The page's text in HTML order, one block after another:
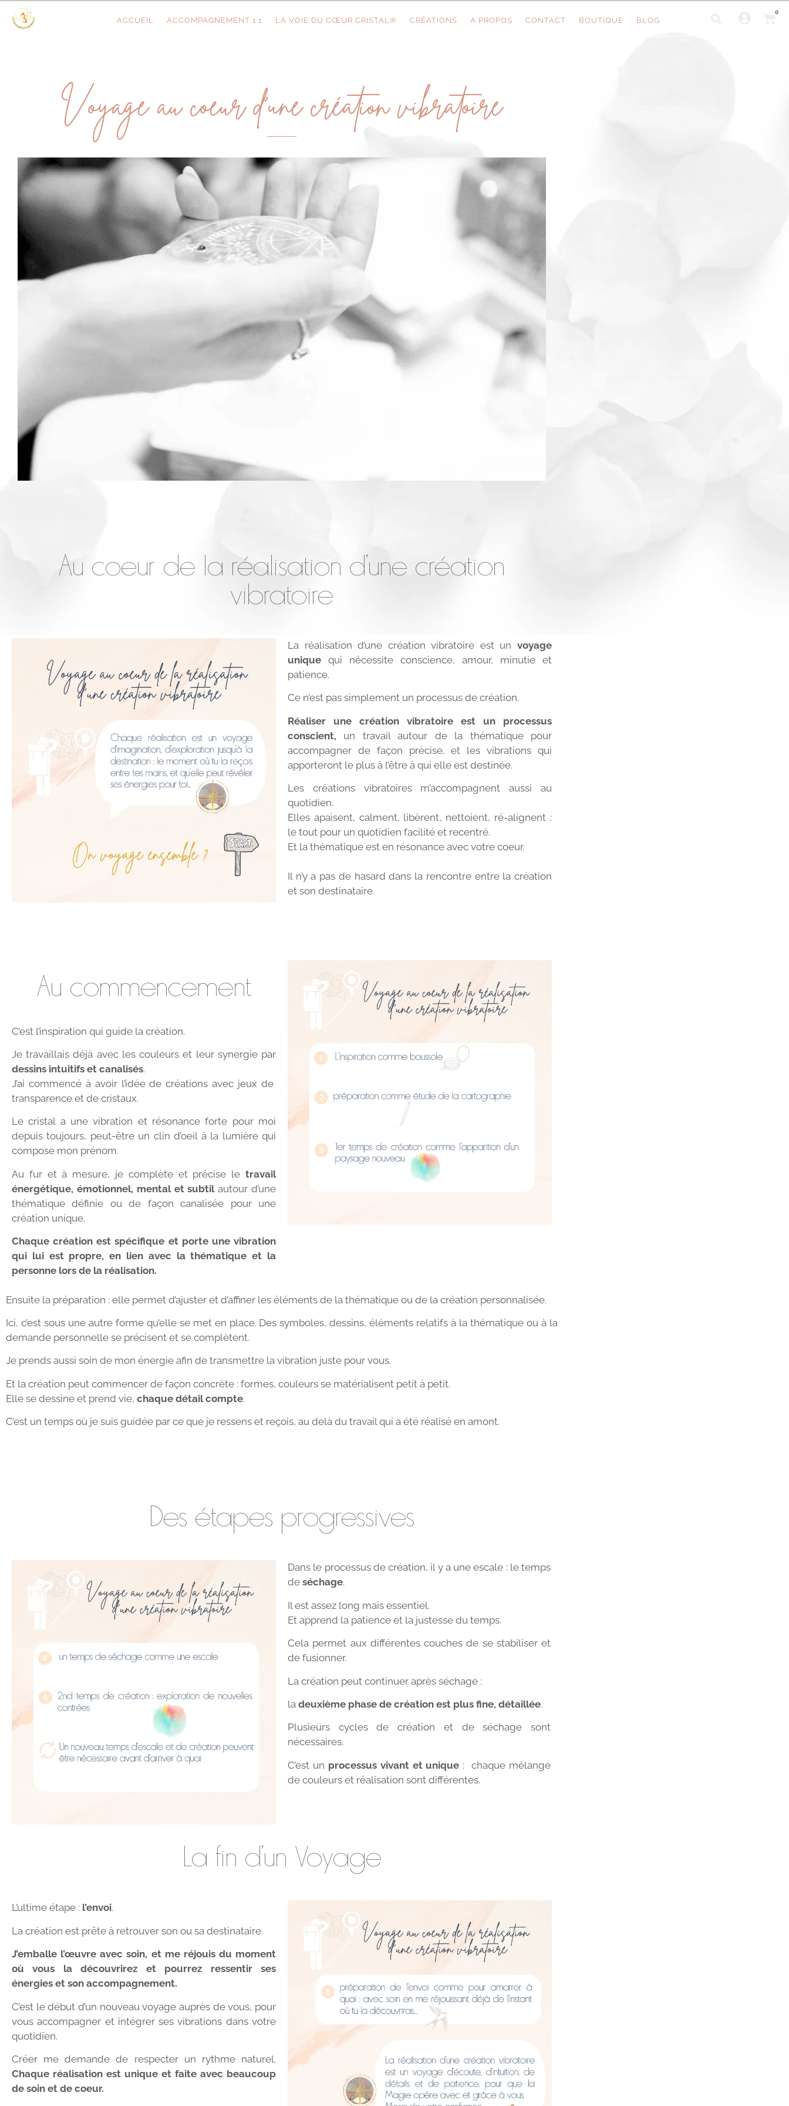
ACCUEIL ACCOMPAGNEMENT 1:1 LA VOIE DU CŒUR CRISTAL® CRÉATIONS A PROPOS CONTACT BOUTIQUE BLOG
0
Voyage au coeur d’une création vibratoire
Au coeur de la réalisation d’une création
vibratoire
La réalisation d’une création vibratoire est un voyage
unique qui nécessite conscience, amour, minutie et
patience.
Ce n’est pas simplement un processus de création.
Réaliser une création vibratoire est un processus
conscient, un travail autour de la thématique pour
accompagner de façon précise, et les vibrations qui
apporteront le plus à l’être à qui elle est destinée.
Les créations vibratoires m’accompagnent aussi au
quotidien.
Elles apaisent, calment, libèrent, nettoient, ré-alignent :
le tout pour un quotidien facilité et recentré.
Et la thématique est en résonance avec votre coeur.
Il n’y a pas de hasard dans la rencontre entre la création
et son destinataire.
Au commencement
C’est l’inspiration qui guide la création.
Je travaillais déjà avec les couleurs et leur synergie par
dessins intuitifs et canalisés.
J’ai commencé à avoir l’idée de créations avec jeux de
transparence et de cristaux.
Le cristal a une vibration et résonance forte pour moi
depuis toujours, peut-être un clin d’oeil à la lumière qui
compose mon prénom.
Au fur et à mesure, je complète et précise le travail
énergétique, émotionnel, mental et subtilautour d’une
thématique définie ou de façon canalisée pour une
création unique.
Chaque création est spécifique et porte une vibration
qui lui est propre, en lien avec la thématique et la
personne lors de la réalisation.
Ensuite la préparation : elle permet d’ajuster et d’affiner les éléments de la thématique ou de la création personnalisée.
Ici, c’est sous une autre forme qu’elle se met en place. Des symboles, dessins, éléments relatifs à la thématique ou à la
demande personnelle se précisent et se complètent.
Je prends aussi soin de mon énergie afin de transmettre la vibration juste pour vous.
Et la création peut commencer de façon concrète : formes, couleurs se matérialisent petit à petit.
Elle se dessine et prend vie, chaque détail compte.
C’est un temps où je suis guidée par ce que je ressens et reçois, au delà du travail qui a été réalisé en amont.
Des étapes progressives
Dans le processus de création, il y a une escale : le temps
de séchage.
Il est assez long mais essentiel.
Et apprend la patience et la justesse du temps.
Cela permet aux différentes couches de se stabiliser et
de fusionner.
La création peut continuer après séchage :
la deuxième phase de création est plus fine, détaillée.
Plusieurs cycles de création et de séchage sont
nécessaires.
C’est un processus vivant et unique : chaque mélange
de couleurs et réalisation sont différentes.
La fin d'un Voyage
L’ultime étape : l’envoi.
La création est prête à retrouver son ou sa destinataire.
J’emballe l’œuvre avec soin, et me réjouis du moment
où vous la découvrirez et pourrez ressentir ses
énergies et son accompagnement.
C’est le début d’un nouveau voyage auprès de vous, pour
vous accompagner et intégrer ses vibrations dans votre
quotidien.
Créer me demande de respecter un rythme naturel.
Chaque réalisation est unique et faite avec beaucoup
de soin et de coeur.